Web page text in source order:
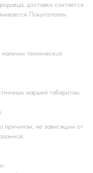
доставка считается
Покупателем
технической
маршей габаритам
причинам, не зависящим от